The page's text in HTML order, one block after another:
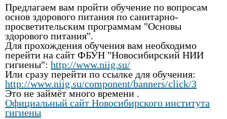
Предлагаем вам пройти обучение по вопросам
основ здорового питания по санитарно-
просветительским программам "Основы
здорового питания".
Для прохождения обучения вам необходимо
перейти на сайт ФБУН "Новосибирский НИИ
гигиены": http://www.niig.su/
Или сразу перейти по ссылке для обучения:
http://www.niig.su/component/banners/click/3
Это не займёт много времени .
Официальный сайт Новосибирского института
гигиены